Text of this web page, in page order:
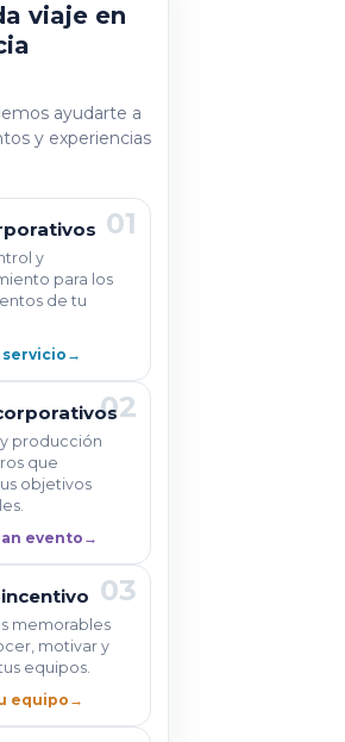
viaje en
ayudarte a
y experiencias
01
y
para los
de tu
→
02
producción
que
objetivos
evento →
03
memorables
motivar y
equipos.
equipo →